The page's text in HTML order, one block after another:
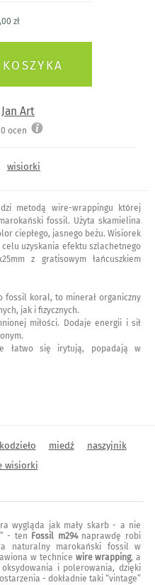
,00 zł
Jan Art
ocen
wisiorki
metodą wire-wrappingu której
fossil. Użyta skamielina
ciepłego, jasnego beżu. Wisiorek
uzyskania efektu szlachetnego
z gratisowym łańcuszkiem
fossil koral, to minerał organiczny
jak i fizycznych.
miłości. Dodaje energii i sił
łatwo się irytują, popadają w
miedź
naszyjnik
wisiorki
wygląda jak mały skarb - a nie
- ten
Fossil m294naprawdę robi
naturalny marokański fossil w
w technice wire wrapping, a
i polerowania, dzięki
- dokładnie taki “vintage”